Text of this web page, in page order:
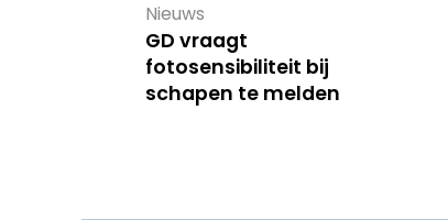
Nieuws
GD vraagt
fotosensibiliteit bij
schapen te melden